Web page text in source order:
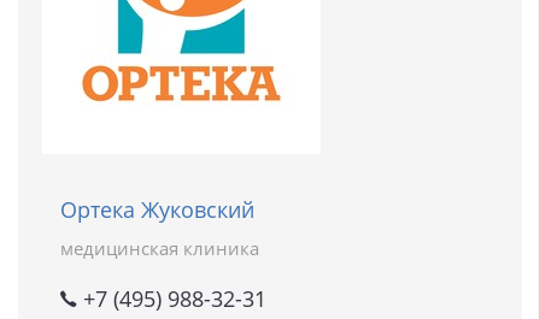
Ортека Жуковский
медицинская клиника
+7 (495) 988-32-31